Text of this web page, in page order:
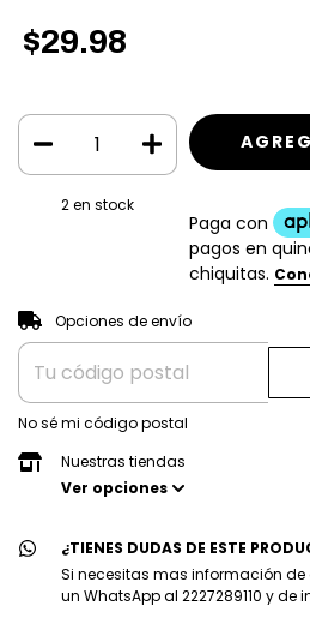
$29.98
2en stock
Entregas para el CP:
Opciones de envío
No sé mi código postal
Nuestras tiendas
Ver opciones
¿TIENES DUDAS DE ESTE
Si necesitas mas información
un WhatsApp al 2227289110 y